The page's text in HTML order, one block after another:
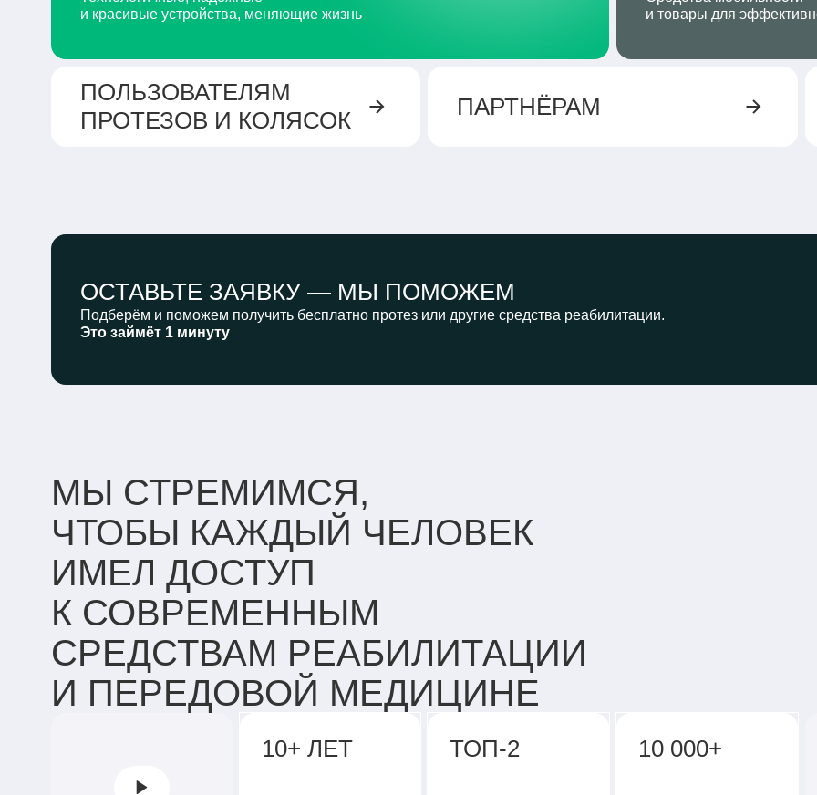
и красивые устройства, меняющие жизнь
и товары для
ПОЛЬЗОВАТЕЛЯМ
ПРОТЕЗОВ И КОЛЯСОК
ПАРТНЁРАМ
ОСТАВЬТЕ ЗАЯВКУ — МЫ ПОМОЖЕМ
Подберём и поможем получить бесплатно протез или другие средства реабилитации.
Это займёт 1 минуту
МЫ СТРЕМИМСЯ,
ЧТОБЫ КАЖДЫЙ ЧЕЛОВЕК
ИМЕЛ ДОСТУП
К СОВРЕМЕННЫМ
СРЕДСТВАМ РЕАБИЛИТАЦИИ
И ПЕРЕДОВОЙ МЕДИЦИНЕ
10+ ЛЕТ ТОП-2 10 000+